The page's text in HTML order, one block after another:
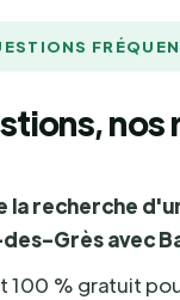
nos
la recherche
Grès avec
100 % gratuit